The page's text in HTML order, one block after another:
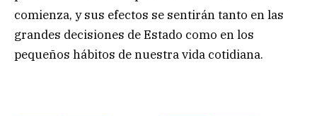
comienza, y sus efectos se sentirán tanto en las
grandes decisiones de Estado como en los
pequeños hábitos de nuestra vida cotidiana.